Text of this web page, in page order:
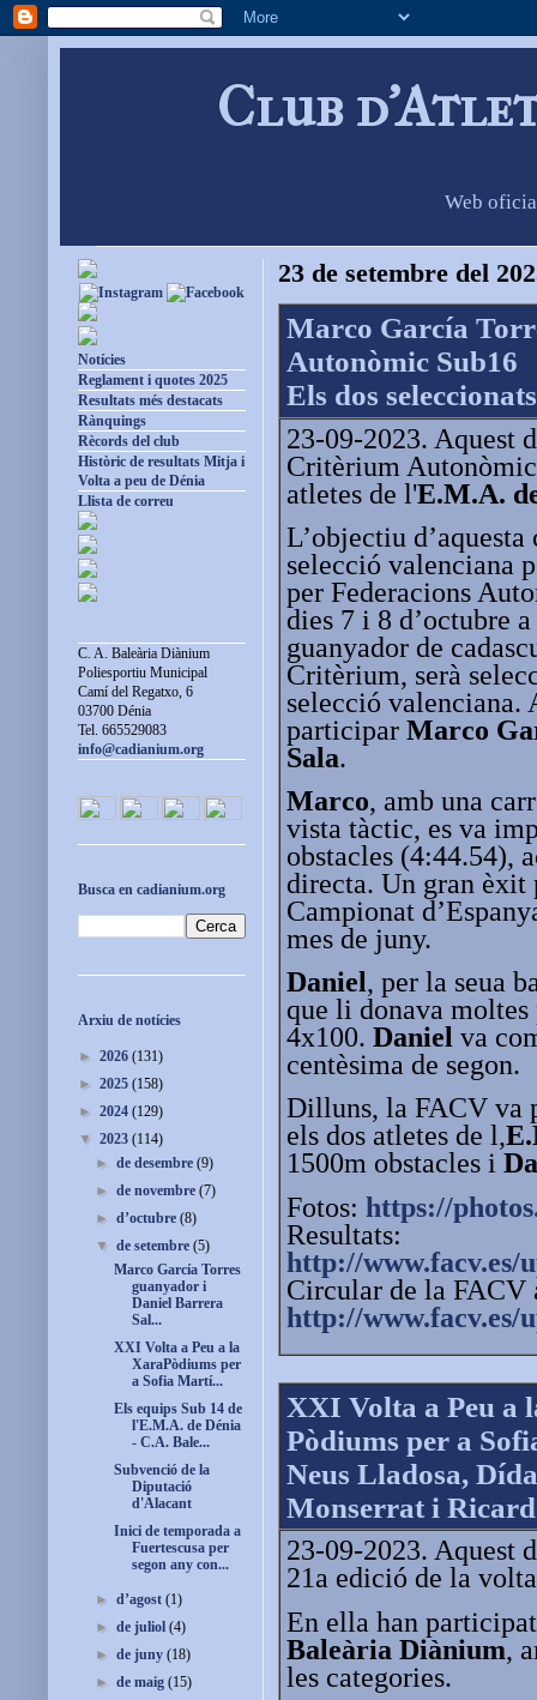
Club
Web
23 de setembre del
Marco García
Autonòmic Sub16
Els dos
23-09-2023. Aquest
Critèrium
atletes de l'E.M.A.
L’objectiu
selecció valenciana
per Federacions
dies 7 i 8 d’octubre
guanyador de
Critèrium, serà
selecció valenciana.
participar Marco
Sala.
Marco, amb una
vista tàctic, es va
obstacles (4:44.54),
directa. Un gran èxit
Campionat
mes de juny.
Daniel , per la seua
que li donava
4x100. Daniel va
centèsima de segon.
Dilluns, la FACV va
els dos atletes de l,
1500m obstacles i
Fotos: https://
Resultats:
http://www.facv.es/
Circular de la FACV
http://www.facv.es/
XXI Volta a Peu a
Pòdiums per a
Neus Lladosa,
Monserrat i Ricard
23-09-2023. Aquest
21a edició de la
En ella han
Baleària Diànium,
les categories.
Notícies
Reglament i quotes 2025
Resultats més destacats
Rànquings
Rècords del club
Històric de resultats Mitja i
Volta a peu de Dénia
Llista de correu
C. A. Baleària Diànium
Poliesportiu Municipal
Camí del Regatxo, 6
03700 Dénia
Tel. 665529083
info@cadianium.org
Busca en cadianium.org
Arxiu de notícies
► 2026 (131)
► 2025 (158)
► 2024 (129)
▼ 2023 (114)
►de desembre(9)
►de novembre(7)
►d’octubre(8)
▼de setembre(5)
Marco García Torres
guanyador i
Daniel Barrera
Sal...
XXI Volta a Peu a la
XaraPòdiums per
a Sofia Martí...
Els equips Sub 14 de
l'E.M.A. de Dénia
- C.A. Bale...
Subvenció de la
Diputació
d'Alacant
Inici de temporada a
Fuertescusa per
segon any con...
►d’agost(1)
►de juliol(4)
►de juny(18)
►de maig(15)